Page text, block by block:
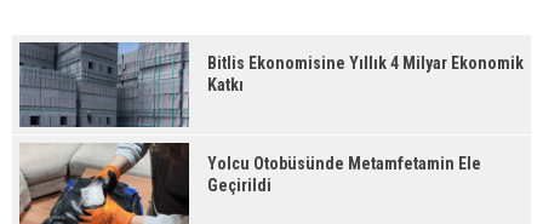
Bitlis Ekonomisine Yıllık 4 Milyar Ekonomik
Katkı
Yolcu Otobüsünde Metamfetamin Ele
Geçirildi